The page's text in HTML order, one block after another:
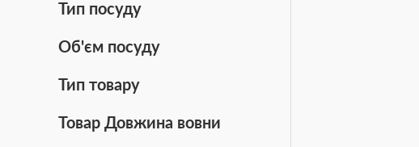
Тип посуду
Об'єм посуду
Тип товару
Товар Довжина вовни